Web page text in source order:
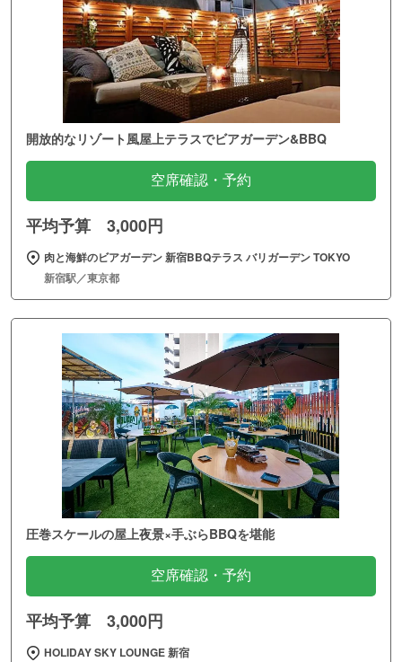
開放的なリゾート風屋上テラスでビアガーデン&BBQ
空席確認・予約
平均予算 3,000円
肉と海鮮のビアガーデン 新宿BBQテラス バリガーデン TOKYO
新宿駅／東京都
圧巻スケールの屋上夜景×手ぶらBBQを堪能
空席確認・予約
平均予算 3,000円
HOLIDAY SKY LOUNGE 新宿